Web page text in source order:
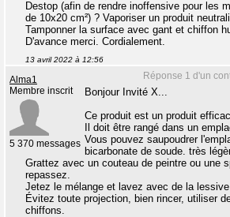
Destop (afin de rendre inoffensive pour les
de 10x20 cm²) ? Vaporiser un produit
Tamponner la surface avec gant et chiffon
D'avance merci. Cordialement.
13 avril 2022 à 12:56
Réponse 1 d'un
Alma1
Membre inscrit
5 370 messages
Bonjour Invité X...
Ce produit est un produit
Il doit être rangé dans un
Vous pouvez saupoudrer
bicarbonate de soude. très
Grattez avec un couteau de peintre ou une
repassez.
Jetez le mélange et lavez avec de la
Évitez toute projection, bien rincer, utiliser
chiffons.